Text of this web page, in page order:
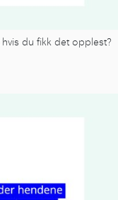
du fikk det opplest?